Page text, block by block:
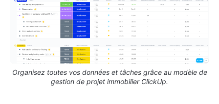
Organisez toutes vos données et tâches grâce au modèle de
gestion de projet immobilier ClickUp.